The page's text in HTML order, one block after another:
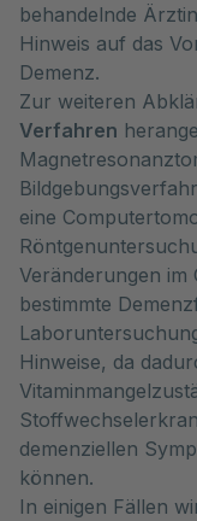
behandelnde
Hinweis auf das
Demenz.
Zur weiteren
Verfahren
eine
Veränderungen im
bestimmte
Hinweise, da
demenziellen
können.
In einigen Fällen